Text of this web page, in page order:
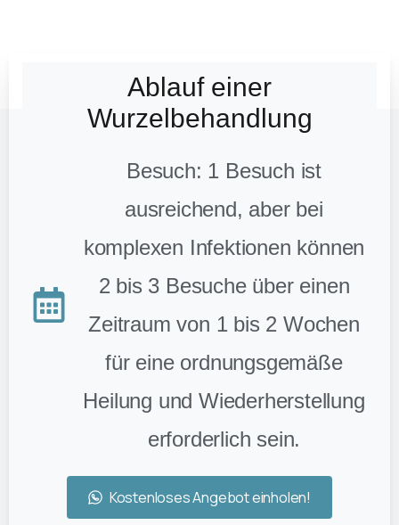
Ablauf einer
Wurzelbehandlung
Besuch: 1 Besuch ist
ausreichend, aber bei
komplexen Infektionen können
2 bis 3 Besuche über einen
Zeitraum von 1 bis 2 Wochen
für eine ordnungsgemäße
Heilung und Wiederherstellung
erforderlich sein.
Kostenloses Angebot einholen!